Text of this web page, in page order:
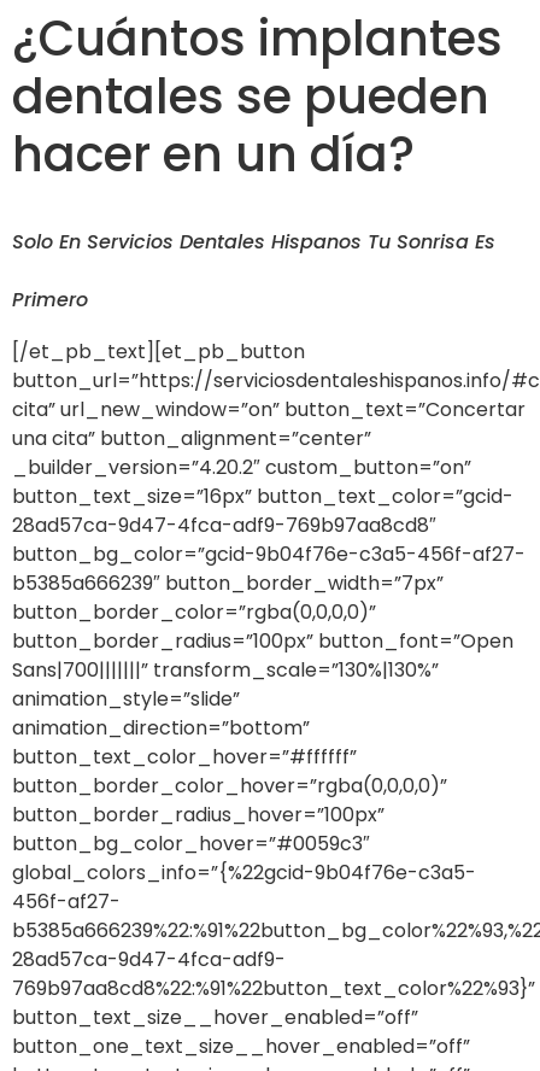
¿Cuántos implantes
dentales se pueden
hacer en un día?
Solo En Servicios Dentales Hispanos Tu Sonrisa Es
Primero
[/et_pb_text][et_pb_button
button_url=”https://serviciosdentaleshispanos.info/
cita” url_new_window=”on” button_text=”Concertar
una cita” button_alignment=”center”
_builder_version=”4.20.2″ custom_button=”on”
button_text_size=”16px” button_text_color=”gcid-
28ad57ca-9d47-4fca-adf9-769b97aa8cd8″
button_bg_color=”gcid-9b04f76e-c3a5-456f-af27-
b5385a666239″ button_border_width=”7px”
button_border_color=”rgba(0,0,0,0)”
button_border_radius=”100px” button_font=”Open
Sans|700|||||||” transform_scale=”130%|130%”
animation_style=”slide”
animation_direction=”bottom”
button_text_color_hover=”#ffffff”
button_border_color_hover=”rgba(0,0,0,0)”
button_border_radius_hover=”100px”
button_bg_color_hover=”#0059c3″
global_colors_info=”{%22gcid-9b04f76e-c3a5-
456f-af27-
28ad57ca-9d47-4fca-adf9-
769b97aa8cd8%22:%91%22button_text_color%22%93}”
button_text_size__hover_enabled=”off”
button_one_text_size__hover_enabled=”off”